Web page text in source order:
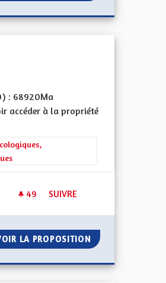
Europe
LOCALE.
: 68920Ma
accéder à la propriété
: Les transitions énergétiques,
49 49 ABONNÉS
SUIVRE
LA PROPOSITION ACCÉDER À LA